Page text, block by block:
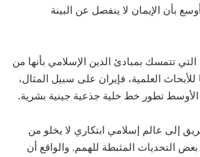
بأن الإيمان لا ينفصل عن البينة
التي تتمسك بمبادئ الدين الإسلامي بأنها من
العلمية، فإيران على سبيل المثال،
تطور خط خلية جذعية جينية بشرية.
إلى عالم إسلامي ابتكاري لا يخلو من
التحديات المثبطة للهمم. والواقع أن